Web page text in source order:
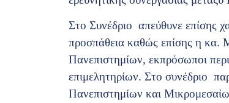
Στο Συνέδριο απεύθυνε επίσης
προσπάθεια καθώς επίσης η κα.
Πανεπιστημίων, εκπρόσωποι
επιμελητηρίων. Στο συνέδριο
Πανεπιστημίων και